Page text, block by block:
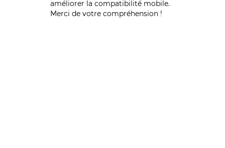
améliorer la compatibilité mobile.
Merci de votre compréhension !